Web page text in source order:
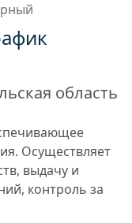
область
Осуществляет
выдачу и
контроль за